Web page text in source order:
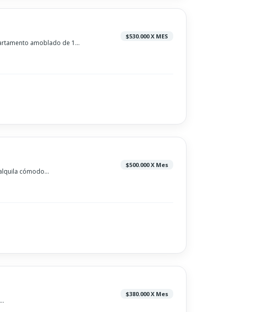
amoblado de 1...
$530.000 X MES
cómodo...
$500.000 X Mes
$380.000 X Mes